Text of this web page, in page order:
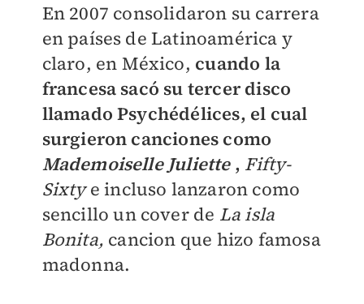
​En2007 consolidaron su carrera
en países de Latinoamérica y
claro, en México, cuando la
francesa sacó su tercer disco
llamado Psychédélices, el cual
surgieron canciones como
Mademoiselle Juliette, Fifty-
Sixtye incluso lanzaron como
sencillo un cover de La isla
Bonita, cancion que hizo famosa
madonna.